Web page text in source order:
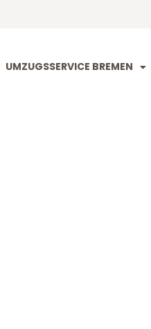
UMZUGSSERVICE BREMEN